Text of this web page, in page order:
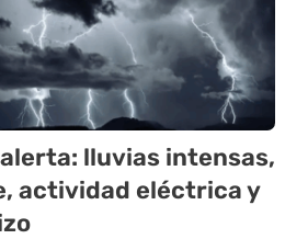
lluvias intensas,
actividad eléctrica y